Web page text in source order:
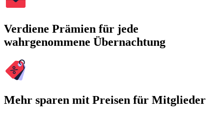
Verdiene Prämien für jede
wahrgenommene Übernachtung
Mehr sparen mit Preisen für Mitglieder